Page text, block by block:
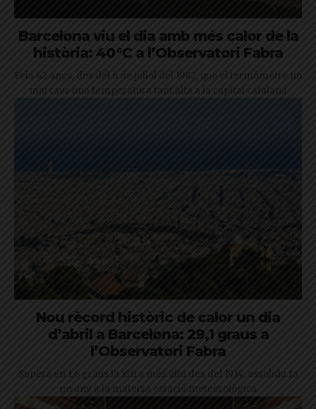
Barcelona viu el dia amb més calor de la
història: 40 °C a l’Observatori Fabra
Feia 42 anys, des del 6 de juliol del 1982, que el termòmetre no
marcava una temperatura tant alta a la capital catalana
Nou rècord històric de calor un dia
d’abril a Barcelona: 29,1 graus a
l’Observatori Fabra
Supera en 1,6 graus la xifra més alta des del 1914, assolida fa
un any a la mateixa estació meteorològica